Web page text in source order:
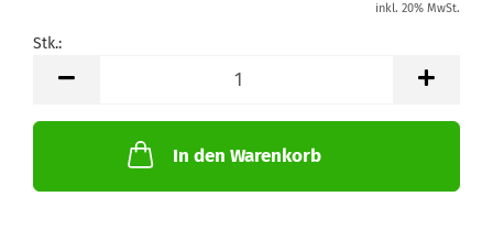
inkl. 20% MwSt.
Stk.:
In den Warenkorb